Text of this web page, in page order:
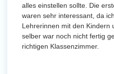
alles einstellen sollte. Die
waren sehr interessant, da
Lehrerinnen mit den Kindern
selber war noch nicht fertig
richtigen Klassenzimmer.